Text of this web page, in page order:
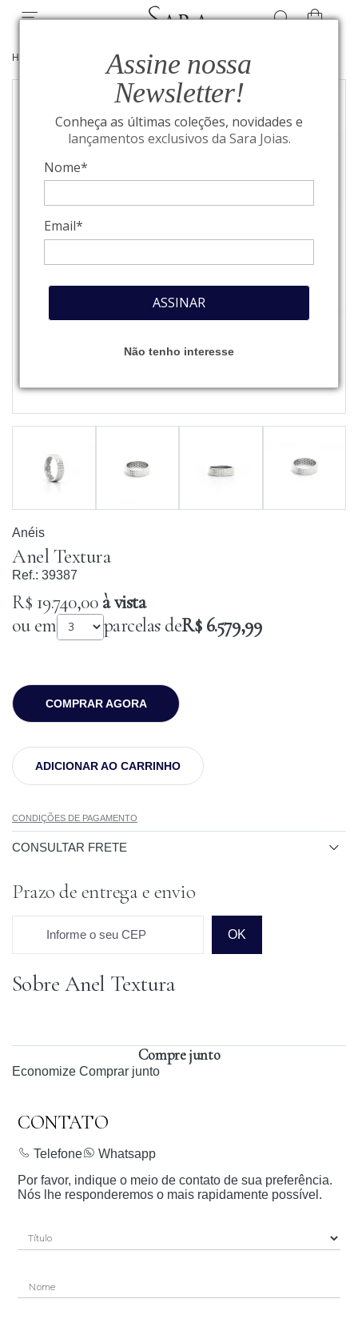
Assine nossa
Newsletter!
Conheça as últimas coleções, novidades e
lançamentos exclusivos da Sara Joias.
Nome*
Email*
ASSINAR
Não tenho interesse
HOME ANÉIS
Anéis
Anel Textura
Ref.: 39387
R$ 19.740,00à vista
ou em
parcelas deR$ 6.579,99
COMPRAR AGORA
ADICIONAR AO CARRINHO
CONDIÇÕES DE PAGAMENTO
CONSULTAR FRETE
Prazo de entrega e envio
Informe o seu CEP OK
Prazo para o CEP
Sobre Anel Textura
Compre junto
Economize Comprar junto
CONTATO
Telefone
Whatsapp
Por favor, indique o meio de contato de sua preferência.
Nós lhe responderemos o mais rapidamente possível.
Nome